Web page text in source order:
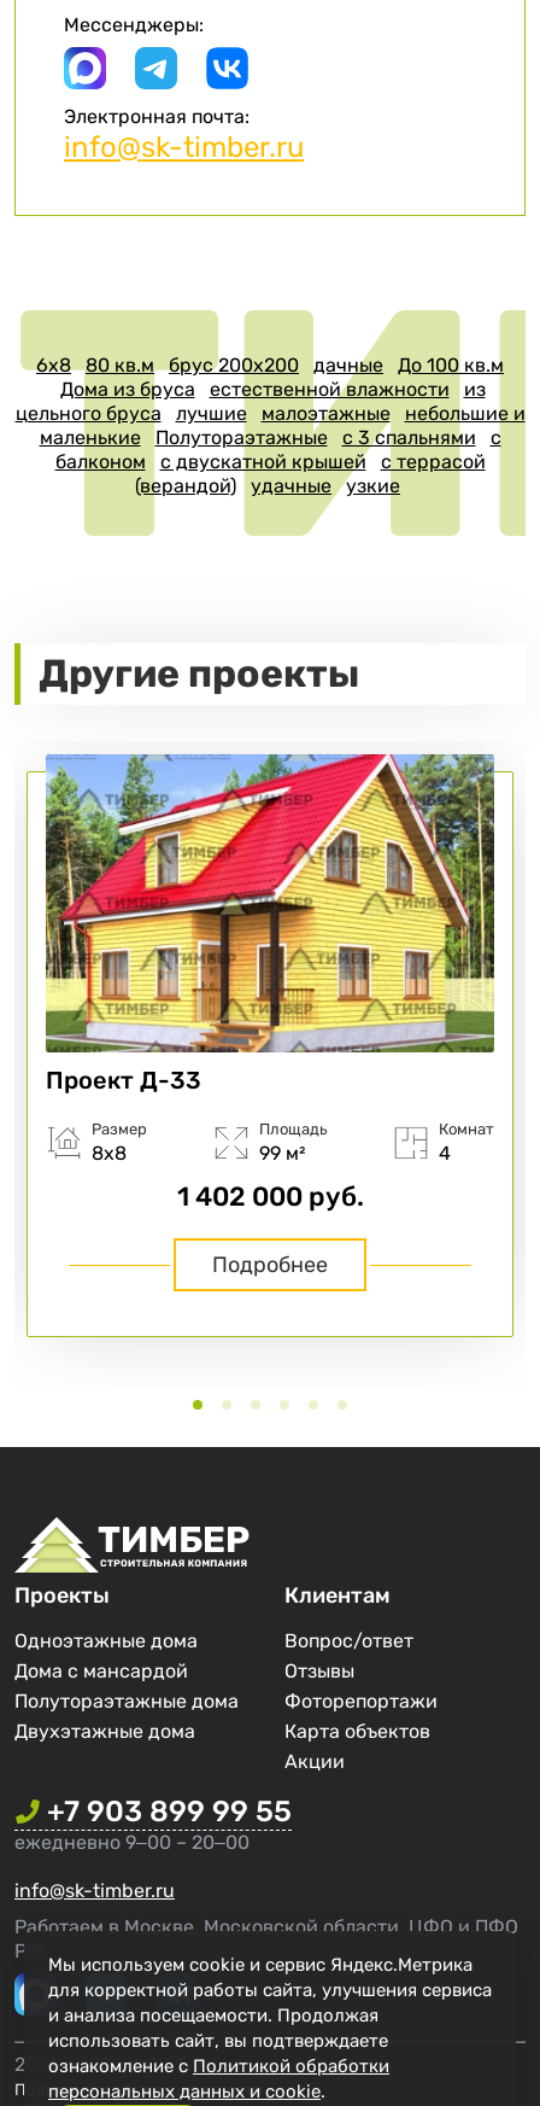
Мессенджеры:
Электронная почта:
info@sk-timber.ru
6х8 80 кв.м брус 200х200 дачные
До 100 кв.м
Дома из бруса
естественной влажности
из
цельного бруса
лучшие малоэтажные
небольшие и
маленькие
Полутораэтажные с 3 спальнями
с
балконом
с двускатной крышей
с террасой
(верандой)
удачные узкие
Другие проекты
Проект Д-33
Размер
8х8
Площадь
99 м²
Комнат
4
1 402 000 руб.
Подробнее
Мы используем cookie и сервис Яндекс.Метрика
для корректной работы сайта, улучшения сервиса
и анализа посещаемости. Продолжая
использовать сайт, вы подтверждаете
ознакомление с Политикой обработки
персональных данных и cookie.
Проекты
Одноэтажные дома
Дома с мансардой
Полутораэтажные дома
Двухэтажные дома
Клиентам
Вопрос/ответ
Отзывы
Фоторепортажи
Карта объектов
Акции
+7 903 899 99 55
ежедневно 9‒00 – 20‒00
info@sk-timber.ru
Работаем в Москве, Московской области, ЦФО и ПФО
РФ.
2014 - 2026 г. СК Тимбер
Политика конфиденциальности